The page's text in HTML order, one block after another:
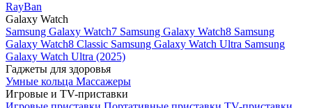
RayBan
Galaxy Watch
Samsung Galaxy Watch7 Samsung Galaxy Watch8 Samsung
Galaxy Watch8 Classic Samsung Galaxy Watch Ultra Samsung
Galaxy Watch Ultra (2025)
Гаджеты для здоровья
Умные кольца Массажеры
Игровые и TV-приставки